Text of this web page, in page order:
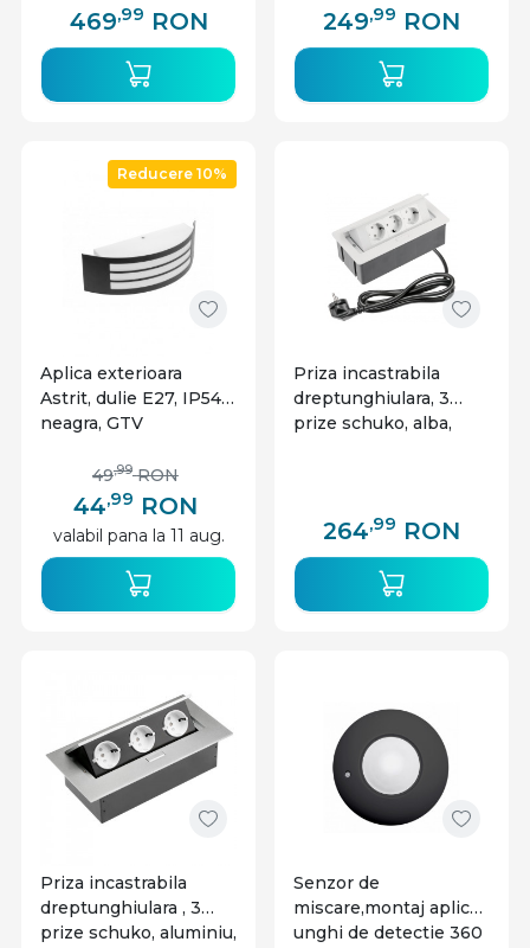
incarcare wireless,
469,99 RON
1.5m, aluminiu, GTV
249,99 RON
Reducere 10%
Aplica exterioara
Astrit, dulie E27, IP54,
neagra, GTV
44,99 RON
49,99 RON
valabil pana la 11 aug.
Priza incastrabila
dreptunghiulara, 3
prize schuko, alba,
264,99 RON
Priza incastrabila
dreptunghiulara , 3
prize schuko, aluminiu,
Senzor de
miscare,montaj aplicat,
unghi de detectie 360